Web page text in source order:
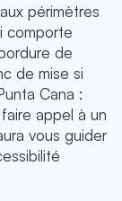
périmètres
comporte
de
de mise si
Cana :
appel à un
vous guider